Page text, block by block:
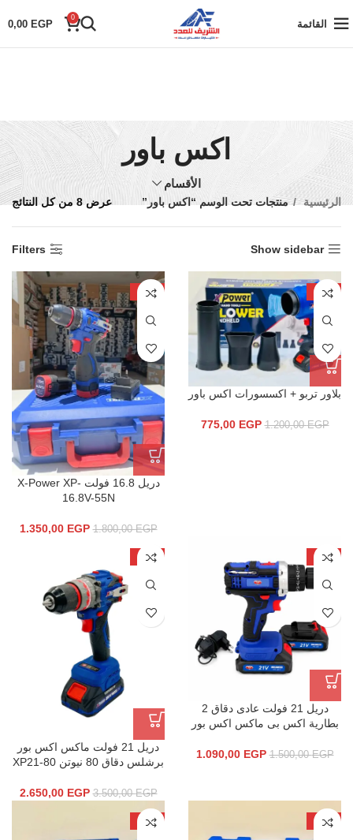
القائمة
0
0,00 EGP
اكس باور
الأقسام
الرئيسية منتجات تحت الوسم “اكس باور” عرض ⁦8⁩ من كل النتائج
Show sidebar
Filters
-35%
بلاور تربو + اكسسورات اكس باور
1.200,00EGP
775,00 EGP
-25%
دريل 16.8 فولت X-Power XP-
16.8V-55N
1.800,00EGP
1.350,00 EGP
-27%
دريل 21 فولت عادى دقاق 2
بطارية اكس بى ماكس اكس بور
1.500,00EGP
1.090,00 EGP
-24%
دريل 21 فولت ماكس اكس بور
برشلس دقاق 80 نيوتن XP21-80
3.500,00EGP
2.650,00 EGP
-10%
-26%